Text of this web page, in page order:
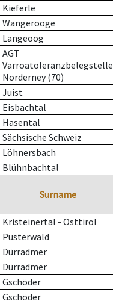
Kieferle
Wangerooge
Langeoog
AGT
Varroatoleranzbelegstelle
Norderney (70)
Juist
Eisbachtal
Hasental
Sächsische Schweiz
Löhnersbach
Blühnbachtal
Surname
Kristeinertal - Osttirol
Pusterwald
Dürradmer
Dürradmer
Gschöder
Gschöder